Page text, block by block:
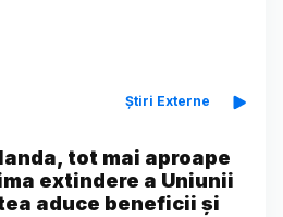
Știri Externe
tot mai aproape
extindere a Uniunii
aduce beneficii și